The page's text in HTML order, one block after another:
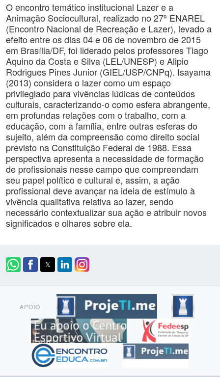
O encontro temático institucional Lazer e a
Animação Sociocultural, realizado no 27º ENAREL
(Encontro Nacional de Recreação e Lazer), levado a
efeito entre os dias 04 e 06 de novembro de 2015
em Brasília/DF, foi liderado pelos professores Tiago
Aquino da Costa e Silva (LEL/UNESP) e Alipio
Rodrigues Pines Junior (GIEL/USP/CNPq). Isayama
(2013) considera o lazer como um espaço
privilegiado para vivências lúdicas de conteúdos
culturais, caracterizando-o como esfera abrangente,
em profundas relações com o trabalho, com a
educação, com a família, entre outras esferas do
sujeito, além da compreensão como direito social
previsto na Constituição Federal de 1988. Essa
perspectiva apresenta a necessidade de formação
de profissionais nesse campo que compreendam
seu papel político e cultural e, assim, a ação
profissional deve avançar na ideia de estímulo à
vivência qualitativa relativa ao lazer, sendo
necessário contextualizar sua ação e atribuir novos
significados e olhares sobre ela.
APOIO